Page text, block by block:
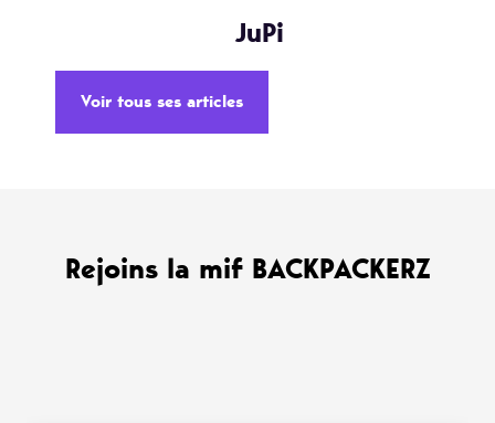
JuPi
Voir tous ses articles
Rejoins la mif BACKPACKERZ